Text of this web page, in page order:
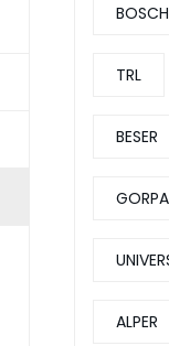
BOSCH
TRL
BESER
ALPER